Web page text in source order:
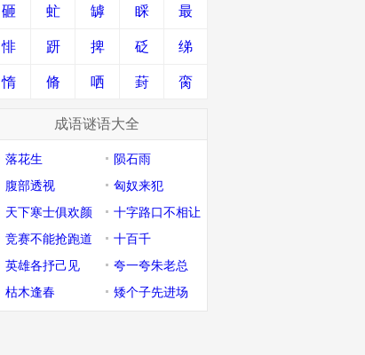
砸 虻 罅 睬 最
悱 趼 捭 砭 绨
惰 脩 哂 葑 脔
成语谜语大全
落花生
陨石雨
腹部透视
匈奴来犯
天下寒士俱欢颜
十字路口不相让
竞赛不能抢跑道
十百千
英雄各抒己见
夸一夸朱老总
枯木逢春
矮个子先进场